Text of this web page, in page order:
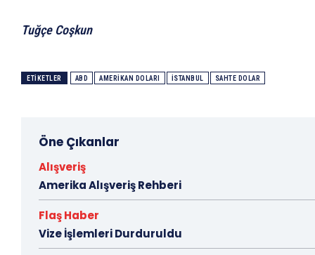
Tuğçe Coşkun
ETIKETLER ABD AMERIKAN DOLARI ISTANBUL SAHTE DOLAR
Öne Çıkanlar
Alışveriş
Amerika Alışveriş Rehberi
Flaş Haber
Vize İşlemleri Durduruldu